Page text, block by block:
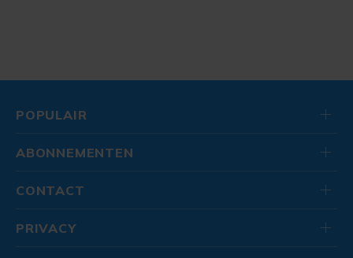
POPULAIR
ABONNEMENTEN
CONTACT
PRIVACY